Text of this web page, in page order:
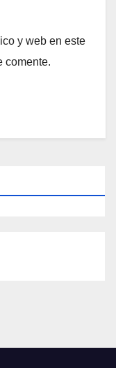
y web en este
comente.